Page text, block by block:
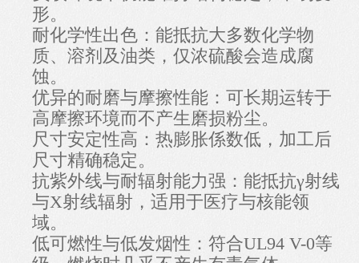
形。
耐化学性出色：能抵抗大多数化学物
质、溶剂及油类，仅浓硫酸会造成腐
蚀。
优异的耐磨与摩擦性能：可长期运转于
高摩擦环境而不产生磨损粉尘。
尺寸安定性高：热膨胀係数低，加工后
尺寸精确稳定。
抗紫外线与耐辐射能力强：能抵抗γ射线
与X射线辐射，适用于医疗与核能领
域。
低可燃性与低发烟性：符合UL94 V-0等